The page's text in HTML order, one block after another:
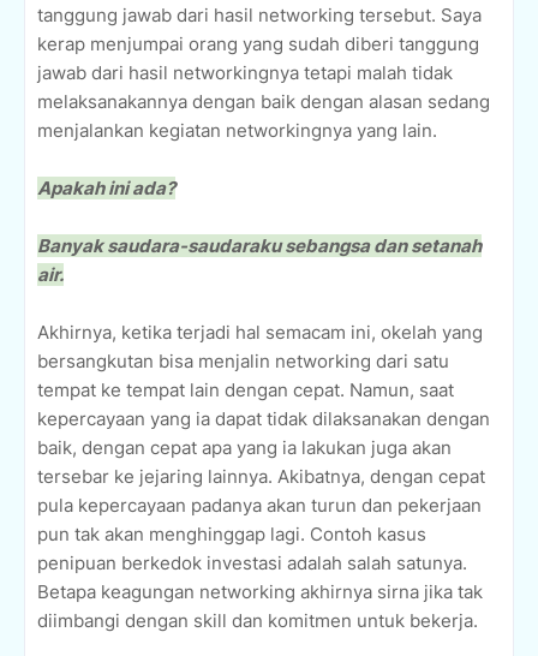
tanggung jawab dari hasil networking tersebut. Saya
kerap menjumpai orang yang sudah diberi tanggung
jawab dari hasil networkingnya tetapi malah tidak
melaksanakannya dengan baik dengan alasan sedang
menjalankan kegiatan networkingnya yang lain.
Apakah ini ada?
Banyak saudara-saudaraku sebangsa dan setanah
air.
Akhirnya, ketika terjadi hal semacam ini, okelah yang
bersangkutan bisa menjalin networking dari satu
tempat ke tempat lain dengan cepat. Namun, saat
kepercayaan yang ia dapat tidak dilaksanakan dengan
baik, dengan cepat apa yang ia lakukan juga akan
tersebar ke jejaring lainnya. Akibatnya, dengan cepat
pula kepercayaan padanya akan turun dan pekerjaan
pun tak akan menghinggap lagi. Contoh kasus
penipuan berkedok investasi adalah salah satunya.
Betapa keagungan networking akhirnya sirna jika tak
diimbangi dengan skill dan komitmen untuk bekerja.